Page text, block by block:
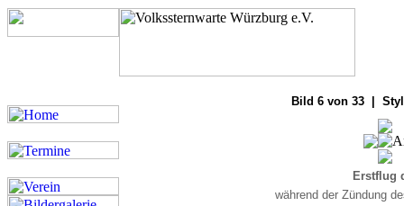
Bild 6 von 33 |
Erstflug
während der Zündung